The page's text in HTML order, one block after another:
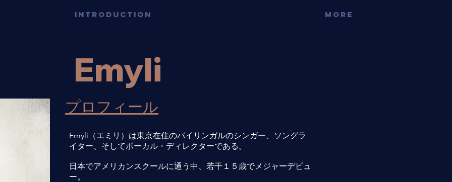
INTRODUCTION More
Emyli
プロフィール
Emyli（エミリ）は東京在住のバイリンガルのシンガー、ソングラ
イター、そしてボーカル・ディレクターである。
日本でアメリカンスクールに通う中、若干１５歳でメジャーデビュ
ー。